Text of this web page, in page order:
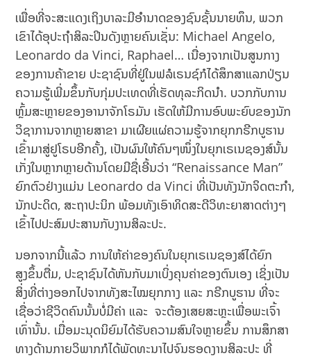
ເພື່ອທີ່ຈະສະແດງເຖິງບາລະມີອຳນາດຂອງຊົນຊັ້ນນາຍທຶນ, ພວກ
ເຂົາໄດ້ອຸປະຖຳສິລະປິນດັງຫຼາຍຄົນເຊັ່ນ: Michael Angelo,
Leonardo da Vinci, Raphael… ເນື່ອງຈາກເປັນສູນກາງ
ຂອງການຄ້າຂາຍ ປະຊາຊົນທີ່ຢູ່ໃນຟລໍເຣນຊ໌ກໍໄດ້ສຶກສາແລກປ່ຽນ
ຄວາມຮູ້ເພີ່ມຂຶ້ນກັບກຸ່ມປະເທດທີ່ເຮັດທຸລະກິດນຳ. ບວກກັບການ
ຫຼົ້ມສະຫຼາຍຂອງອານາຈັກໂຣມັນ ເຮັດໃຫ້ມີການອົບພະຍົບຂອງນັກ
ວິຊາການຈາກຫຼາຍສາຂາ ມາເຜີຍແຜ່ຄວາມຮູ້ຈາກຍຸກກຣີກບູຮານ
ເຂົ້າມາສູ່ຢູໂຣບອີກຄັ້ງ, ເປັນຜົນໃຫ້ຄົນໆໜຶ່ງໃນຍຸກເຣເນຊອງສ໌ນັ້ນ
ເກັ່ງໃນຫຼາກຫຼາຍດ້ານໂດຍມີຊື່ເອີ້ນວ່າ “Renaissance Man”
ຍົກຕົວຢ່າງແມ່ນ Leonardo da Vinci ທີ່ເປັນທັງນັກຈິດຕະກຳ,
ນັກປະດິດ, ສະຖາປະນິກ ພ້ອມທັງເອົາທິດສະດີວິທະຍາສາດຕ່າງໆ
ເຂົ້າໄປປະສົມປະສານກັບງານສິລະປະ.
ນອກຈາກນີ້ແລ້ວ ການໃຫ້ຄ່າຂອງຄົນໃນຍຸກເຣເນຊອງສ໌ໄດ້ຍົກ
ສູງຂຶ້ນຕື່ມ, ປະຊາຊົນໄດ້ຫັນກັບມາເບິ່ງຄຸນຄ່າຂອງຕົນເອງ ເຊິ່ງເປັນ
ສິ່ງທີ່ຕ່າງອອກໄປຈາກທັງສະໄໝຍຸກກາງ ແລະ ກຣີກບູຮານ ທີ່ຈະ
ເຊື່ອວ່າຊີວິດຄົນນັ້ນບໍ່ມີຄ່າ ແລະ ຈະຕ້ອງເສຍສະຫຼະເພື່ອພະເຈົ້າ
ເທົ່ານັ້ນ. ເມື່ອມະນຸດນິຍົມໄດ້ຮັບຄວາມສົນໃຈຫຼາຍຂຶ້ນ ການສຶກສາ
ທາງດ້ານກາຍວິພາກກໍໄດ້ພັດທະນາໄປຈົນຮອດງານສິລະປະ ທີ່